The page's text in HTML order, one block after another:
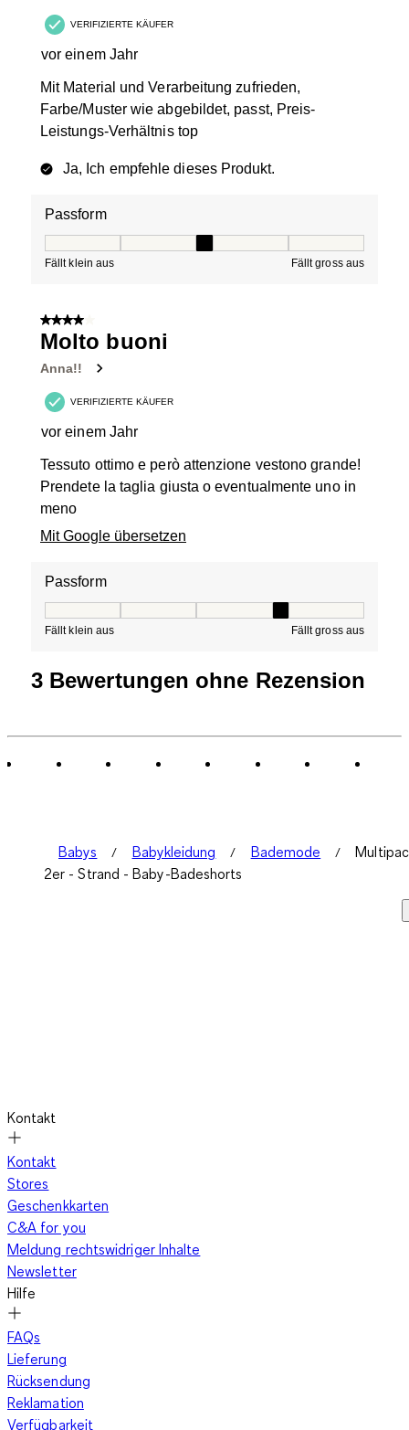
VERIFIZIERTE KÄUFER
vor einem Jahr
Mit Material und Verarbeitung zufrieden,
Farbe/Muster wie abgebildet, passt, Preis-
Leistungs-Verhältnis top
Ja, Ich empfehle dieses Produkt.
Passform
Fällt klein aus Fällt gross aus
4 von 5 Sternen.
Molto buoni
Anna!!
VERIFIZIERTE KÄUFER
vor einem Jahr
Tessuto ottimo e però attenzione vestono grande!
Prendete la taglia giusta o eventualmente uno in
meno
Mit Google übersetzen
Passform
Fällt klein aus Fällt gross aus
3 Bewertungen ohne Rezension
Babys Babykleidung Bademode
2er - Strand - Baby-Badeshorts
Kontakt
Kontakt
Stores
Geschenkkarten
C&A for you
Meldung rechtswidriger Inhalte
Newsletter
Hilfe
FAQs
Lieferung
Rücksendung
Reklamation
Verfügbarkeit